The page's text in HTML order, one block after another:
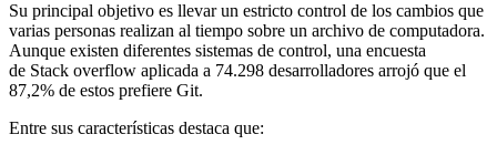
Su principal objetivo es llevar un estricto control de los cambios que
varias personas realizan al tiempo sobre un archivo de computadora.
Aunque existen diferentes sistemas de control, una encuesta
de Stack overflow aplicada a 74.298 desarrolladores arrojó que el
87,2% de estos prefiere Git.
Entre sus características destaca que: